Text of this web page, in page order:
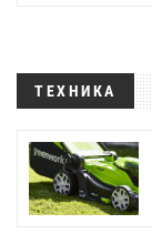
ТЕХНИКА